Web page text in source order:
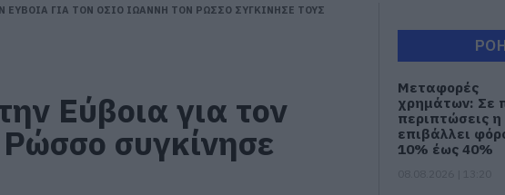
ΕΥΒΟΙΑ ΓΙΑ ΤΟΝ ΟΣΙΟ ΙΩΑΝΝΗ ΤΟΝ ΡΩΣΣΟ ΣΥΓΚΙΝΗΣΕ ΤΟΥΣ
Εύβοια για τον
συγκίνησε
Μεταφορές
χρημάτων: Σε
περιπτώσεις
επιβάλλει
10% έως 40%